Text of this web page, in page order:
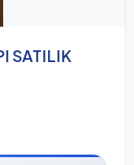
SATILIK